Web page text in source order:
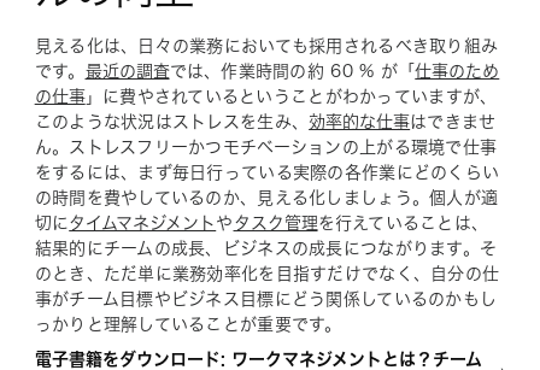
見える化は、日々の業務においても採用されるべき取り組み
です。 最近の調査では、作業時間の約 60 % が「仕事のため
の仕事」に費やされているということがわかっていますが、
このような状況はストレスを生み、 効率的な仕事はできませ
ん。ストレスフリーかつモチベーションの上がる環境で仕事
をするには、まず毎日行っている実際の各作業にどのくらい
の時間を費やしているのか、見える化しましょう。個人が適
切に タイムマネジメント や タスク管理を行えていることは、
結果的にチームの成長、ビジネスの成長につながります。そ
のとき、ただ単に業務効率化を目指すだけでなく、自分の仕
事がチーム目標やビジネス目標にどう関係しているのかもし
っかりと理解していることが重要です。
電子書籍をダウンロード: ワークマネジメントとは？チーム